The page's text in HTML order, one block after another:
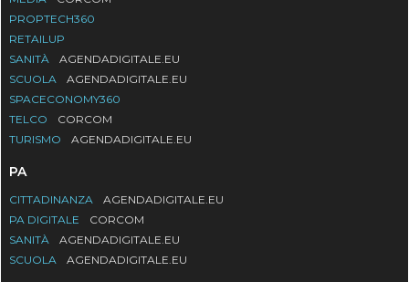
PROPTECH360
RETAILUP
SANITÀ
AGENDADIGITALE.EU
SCUOLA
AGENDADIGITALE.EU
SPACECONOMY360
TELCO
CORCOM
TURISMO
AGENDADIGITALE.EU
PA
CITTADINANZA
AGENDADIGITALE.EU
PA DIGITALE
CORCOM
SANITÀ
AGENDADIGITALE.EU
SCUOLA
AGENDADIGITALE.EU